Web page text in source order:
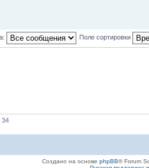
Поле сортировки
34
Создано на основе phpBB® Forum